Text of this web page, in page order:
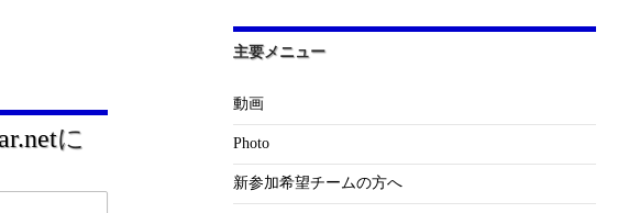
に
主要メニュー
動画
Photo
新参加希望チームの方へ